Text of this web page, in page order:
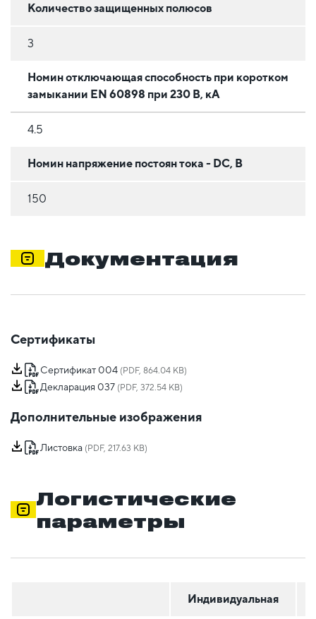
Количество защищенных полюсов
3
Номин отключающая способность при коротком
замыкании EN 60898 при 230 В, кА
4.5
Номин напряжение постоян тока - DC, В
150
Документация
Сертификаты
Сертификат 004 (PDF, 864.04 KB)
Декларация 037 (PDF, 372.54 KB)
Дополнительные изображения
Листовка (PDF, 217.63 KB)
Логистические
параметры
Индивидуальная